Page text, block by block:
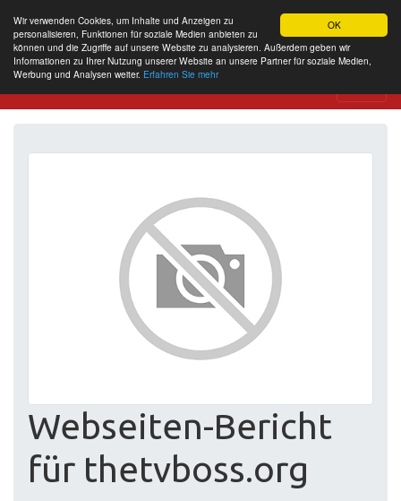
OK
Wir verwenden Cookies, um Inhalte und Anzeigen zu
personalisieren, Funktionen für soziale Medien anbieten zu
können und die Zugriffe auf unsere Website zu analysieren. Außerdem geben wir
Informationen zu Ihrer Nutzung unserer Website an unsere Partner für soziale Medien,
Werbung und Analysen weiter. Erfahren Sie mehr
Website Review
Webseiten-Bericht
für thetvboss.org